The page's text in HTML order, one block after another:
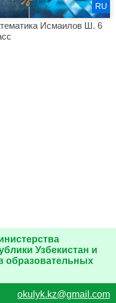
Исмаилов Ш. 6
RU
Узбекистан и
образовательных
okulyk.kz@gmail.com